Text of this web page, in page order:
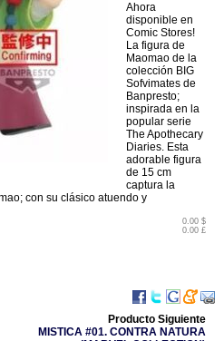
Ahora
disponible en
Comic Stores!
La figura de
Maomao de la
colección BIG
Sofvimates de
Banpresto;
inspirada en la
popular serie
The Apothecary
Diaries. Esta
adorable figura
de 15 cm
captura la
con su clásico atuendo y
0.00 $
0.00 £
Producto Siguiente
MISTICA #01. CONTRA NATURA